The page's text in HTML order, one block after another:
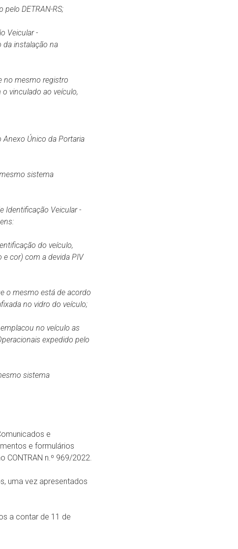
pelo DETRAN-RS;
Veicular -
da instalação na
no mesmo registro
vinculado ao veículo,
Anexo Único da Portaria
sistema
Identificação Veicular -
do veículo,
cor) com a devida PIV
o mesmo está de acordo
no vidro do veículo;
no veículo as
expedido pelo
sistema
e
e formulários
n.º 969/2022.
uma vez apresentados
a contar de 11 de